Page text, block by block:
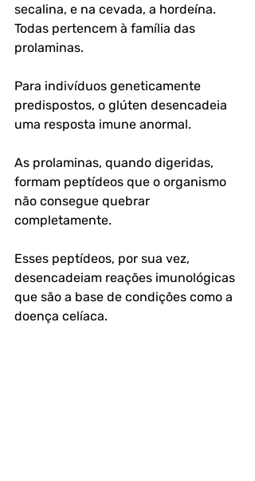
secalina, e na cevada, a hordeína.
Todas pertencem à família das
prolaminas.
Para indivíduos geneticamente
predispostos, o glúten desencadeia
uma resposta imune anormal.
As prolaminas, quando digeridas,
formam peptídeos que o organismo
não consegue quebrar
completamente.
Esses peptídeos, por sua vez,
desencadeiam reações imunológicas
que são a base de condições como a
doença celíaca.